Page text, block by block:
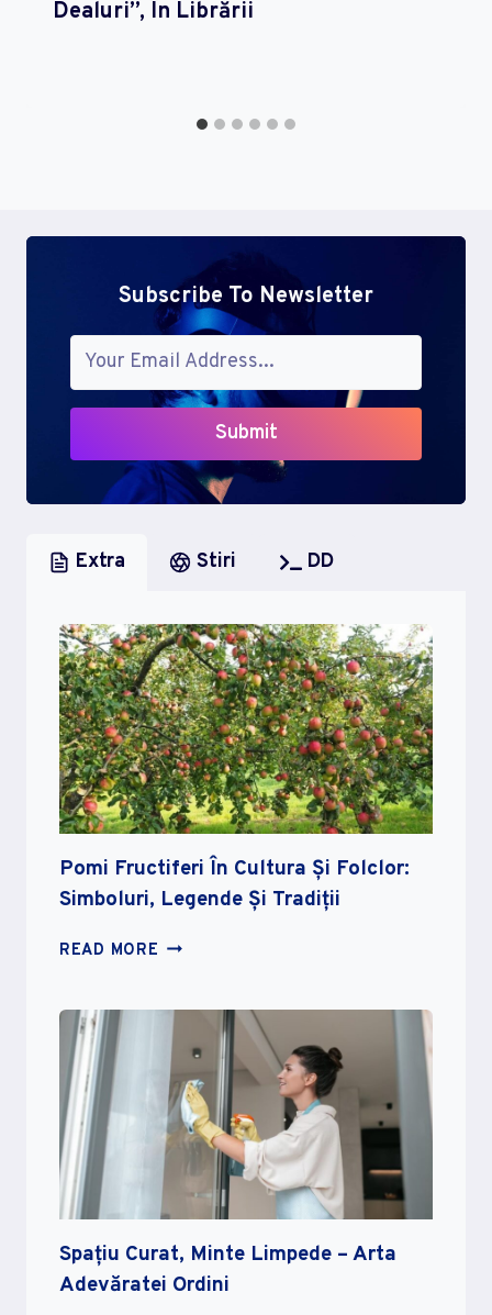
Dealuri”, În Librării
Subscribe To Newsletter
Submit
Extra Stiri DD
Pomi Fructiferi În Cultura Și Folclor:
Simboluri, Legende Și Tradiții
READ MORE POMI
CULTURA
ȘI
FOLCLOR:
SIMBOLURI,
LEGENDE
ȘI
TRADIȚII
Spațiu Curat, Minte Limpede – Arta
Adevăratei Ordini